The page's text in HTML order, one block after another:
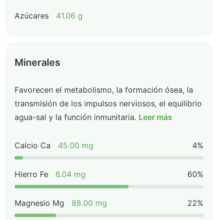
Azúcares 41.06 g
Minerales
Favorecen el metabolismo, la formación ósea, la
transmisión de los impulsos nerviosos, el equilibrio
agua-sal y la función inmunitaria. Leer más
Calcio Ca 45.00 mg 4%
Hierro Fe 6.04 mg 60%
Magnesio Mg 88.00 mg 22%